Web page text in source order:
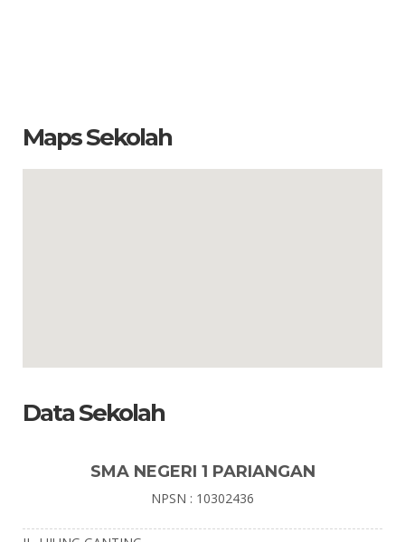
Maps Sekolah
Data Sekolah
SMA NEGERI 1 PARIANGAN
NPSN : 10302436